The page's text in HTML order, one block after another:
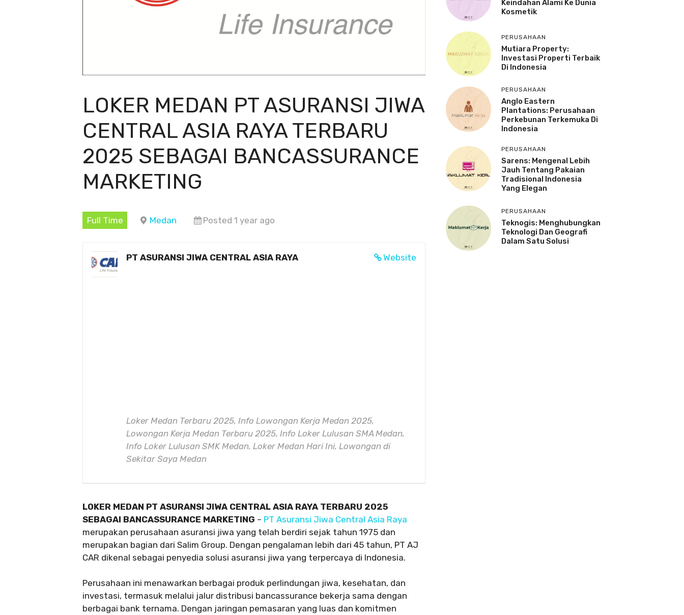
LOKER MEDAN PT ASURANSI JIWA
CENTRAL ASIA RAYA TERBARU
2025 SEBAGAI BANCASSURANCE
MARKETING
Full Time Medan Posted 1 year ago
Website
PT ASURANSI JIWA CENTRAL ASIA RAYA
Loker Medan Terbaru 2025, Info Lowongan Kerja Medan 2025,
Lowongan Kerja Medan Terbaru 2025, Info Loker Lulusan SMA Medan,
Info Loker Lulusan SMK Medan, Loker Medan Hari Ini, Lowongan di
Sekitar Saya Medan
LOKER MEDAN PT ASURANSI JIWA CENTRAL ASIA RAYA TERBARU 2025
SEBAGAI BANCASSURANCE MARKETING – PT Asuransi Jiwa Central Asia Raya
merupakan perusahaan asuransi jiwa yang telah berdiri sejak tahun 1975 dan
merupakan bagian dari Salim Group. Dengan pengalaman lebih dari 45 tahun, PT AJ
CAR dikenal sebagai penyedia solusi asuransi jiwa yang terpercaya di Indonesia.
Perusahaan ini menawarkan berbagai produk perlindungan jiwa, kesehatan, dan
investasi, termasuk melalui jalur distribusi bancassurance bekerja sama dengan
berbagai bank ternama. Dengan jaringan pemasaran yang luas dan komitmen
Keindahan Alami Ke Dunia
Kosmetik
PERUSAHAAN
Mutiara Property:
Investasi Properti Terbaik
Di Indonesia
PERUSAHAAN
Anglo Eastern
Plantations: Perusahaan
Perkebunan Terkemuka Di
Indonesia
PERUSAHAAN
Sarens: Mengenal Lebih
Jauh Tentang Pakaian
Tradisional Indonesia
Yang Elegan
PERUSAHAAN
Teknogis: Menghubungkan
Teknologi Dan Geografi
Dalam Satu Solusi